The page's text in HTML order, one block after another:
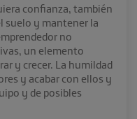
confianza, también
suelo y mantener la
no
un elemento
y crecer. La humildad
y acabar con ellos y
y de posibles